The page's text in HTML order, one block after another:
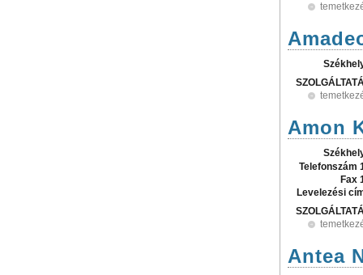
Amon
Telefonszám
Fax
Levelezési
Antea